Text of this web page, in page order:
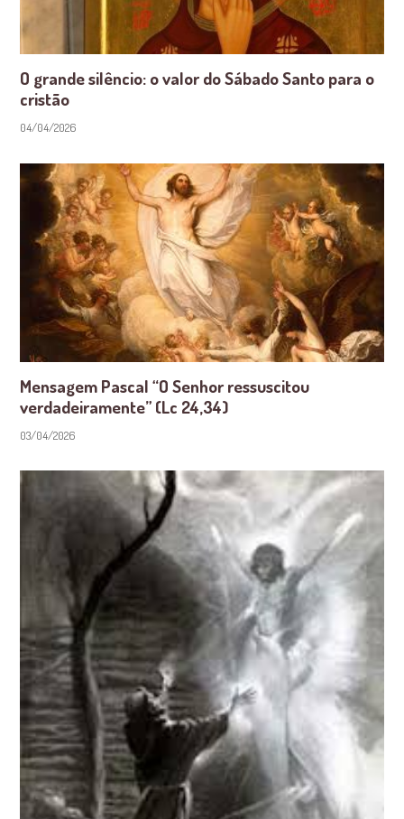
O grande silêncio: o valor do Sábado Santo para o
cristão
04/04/2026
Mensagem Pascal “O Senhor ressuscitou
verdadeiramente” (Lc 24,34)
03/04/2026